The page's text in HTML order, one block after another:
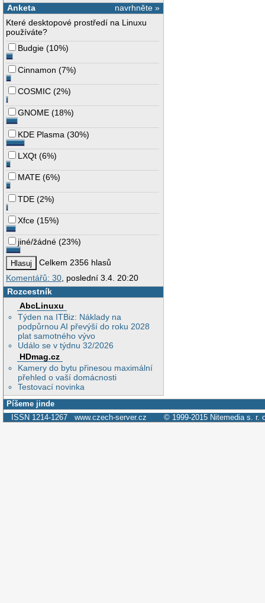
navrhněte »
Anketa
Které desktopové prostředí na Linuxu
používáte?
Budgie (10%)
Cinnamon (7%)
COSMIC (2%)
GNOME (18%)
KDE Plasma (30%)
LXQt (6%)
MATE (6%)
TDE (2%)
Xfce (15%)
jiné/žádné (23%)
Celkem 2356 hlasů
Komentářů: 30 , poslední 3.4. 20:20
Rozcestník
AbcLinuxu
Týden na ITBiz: Náklady na
podpůrnou AI převýší do roku 2028
plat samotného vývo
Událo se v týdnu 32/2026
HDmag.cz
Kamery do bytu přinesou maximální
přehled o vaší domácnosti
Testovací novinka
Píšeme jinde
ISSN 1214-1267 www.czech-server.cz © 1999-2015 Nitemedia s. r.